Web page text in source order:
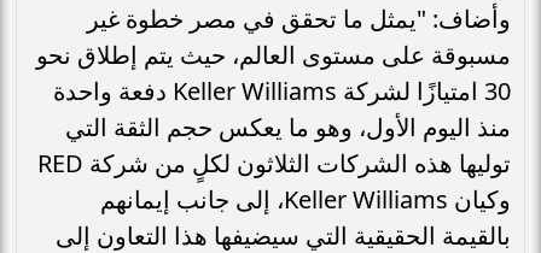
وأضاف: "يمثل ما تحقق في مصر خطوة غير
مسبوقة على مستوى العالم، حيث يتم إطلاق نحو
30 امتيازًا لشركة Keller Williams دفعة واحدة
منذ اليوم الأول، وهو ما يعكس حجم الثقة التي
توليها هذه الشركات الثلاثون لكلٍ من شركة RED
وكيان Keller Williams، إلى جانب إيمانهم
بالقيمة الحقيقية التي سيضيفها هذا التعاون إلى